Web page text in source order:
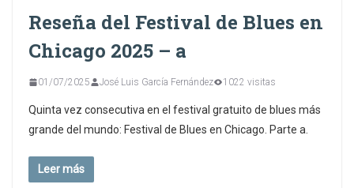
Reseña del Festival de Blues en
Chicago 2025 – a
01/07/2025 José Luis García Fernández 1022 visitas
Quinta vez consecutiva en el festival gratuito de blues más
grande del mundo: Festival de Blues en Chicago. Parte a.
Leer más